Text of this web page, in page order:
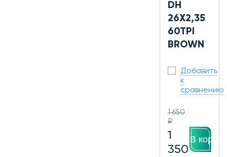
DH
26X2,35
60TPI
BROWN
Добавить
к
сравнению
1 650
₽
1
350
В